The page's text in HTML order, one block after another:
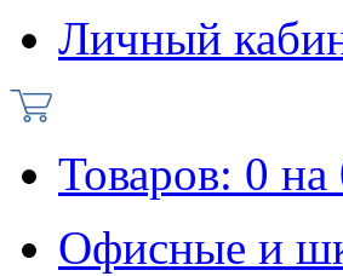
Личный
Товаров: 0 на
Офисные и